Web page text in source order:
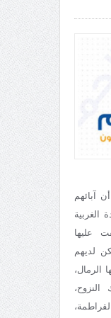
آبائهم
الغربية
عليها
لديهم
الرمال،
النزوح،